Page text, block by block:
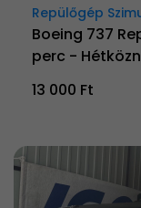
Repülőgép
Boeing 737
perc -
13 000 Ft